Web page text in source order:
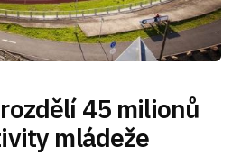
45 milionů
mládeže